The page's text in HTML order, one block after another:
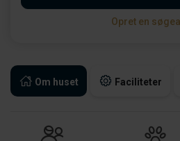
Om huset Faciliteter
Opret en